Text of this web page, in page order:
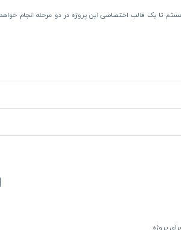
تا یک قالب اختصاصی این پروژه در دو مرحله انجام
پروژه